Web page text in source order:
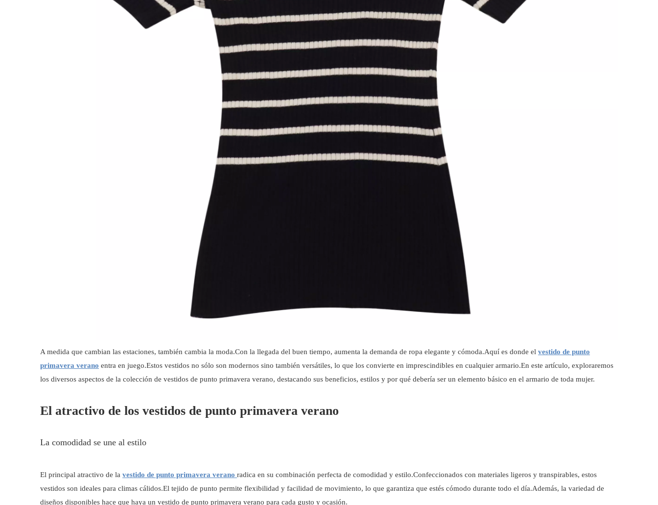
A medida que cambian las estaciones, también cambia la moda.Con la llegada del buen tiempo, aumenta la demanda de ropa elegante y cómoda.Aquí es donde el vestido de punto
primavera verano entra en juego.Estos vestidos no sólo son modernos sino también versátiles, lo que los convierte en imprescindibles en cualquier armario.En este artículo, exploraremos
los diversos aspectos de la colección de vestidos de punto primavera verano, destacando sus beneficios, estilos y por qué debería ser un elemento básico en el armario de toda mujer.
El atractivo de los vestidos de punto primavera verano
La comodidad se une al estilo
El principal atractivo de la vestido de punto primavera verano radica en su combinación perfecta de comodidad y estilo.Confeccionados con materiales ligeros y transpirables, estos
vestidos son ideales para climas cálidos.El tejido de punto permite flexibilidad y facilidad de movimiento, lo que garantiza que estés cómodo durante todo el día.Además, la variedad de
diseños disponibles hace que haya un vestido de punto primavera verano para cada gusto y ocasión.